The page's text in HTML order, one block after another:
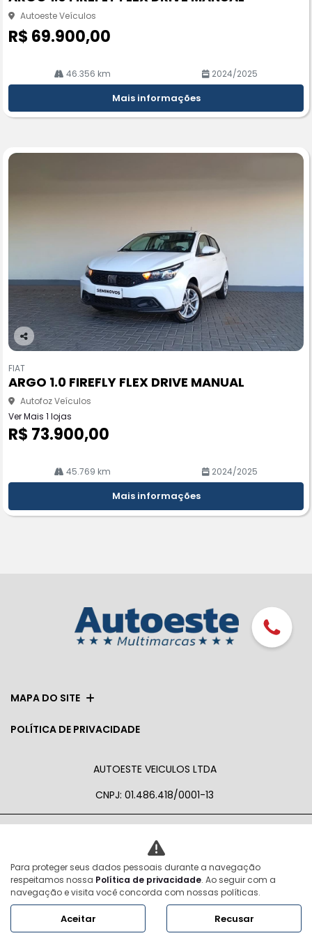
he
Autoeste Veículos
R$ 69.900,00
46.356 km 2024/2025
Mais informações
Co
pa
rtil
he
FIAT
ARGO 1.0 FIREFLY FLEX DRIVE MANUAL
Autofoz Veículos
Ver Mais 1 lojas
R$ 73.900,00
45.769 km 2024/2025
Mais informações
MAPA DO SITE
POLÍTICA DE PRIVACIDADE
AUTOESTE VEICULOS LTDA
CNPJ: 01.486.418/0001-13
No trânsito, enxergar o outro salva
vidas.
Para proteger seus dados pessoais durante a navegação
respeitamos nossa Política de privacidade. Ao seguir com a
navegação e visita você concorda com nossas políticas.
Aceitar Recusar